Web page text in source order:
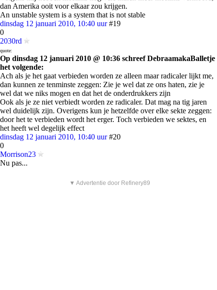
dan Amerika ooit voor elkaar zou krijgen.
An unstable system is a system that is not stable
dinsdag 12 januari 2010, 10:40 uur #19
0
2030rd
quote:
Op dinsdag 12 januari 2010 @ 10:36 schreef DebraamakaBalletje
het volgende:
Ach als je het gaat verbieden worden ze alleen maar radicaler lijkt me,
dan kunnen ze tenminste zeggen: Zie je wel dat ze ons haten, zie je
wel dat we niks mogen en dat het de onderdrukkers zijn
Ook als je ze niet verbiedt worden ze radicaler. Dat mag na tig jaren
wel duidelijk zijn. Overigens kun je hetzelfde over elke sekte zeggen:
door het te verbieden wordt het erger. Toch verbieden we sektes, en
het heeft wel degelijk effect
dinsdag 12 januari 2010, 10:40 uur #20
0
Morrison23
Nu pas...
▼ Advertentie door Refinery89